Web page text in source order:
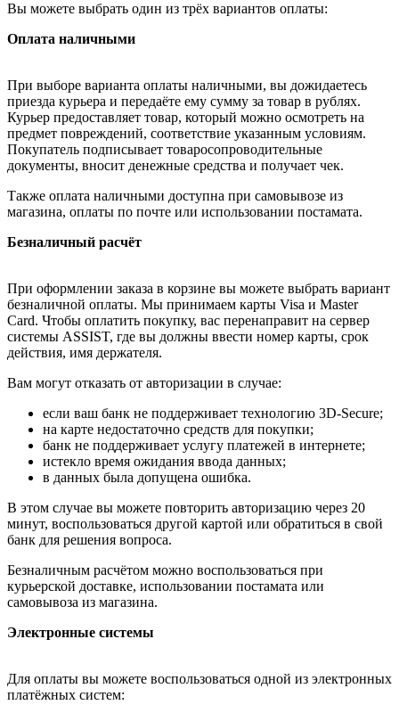
Вы можете выбрать один из трёх вариантов оплаты:
Оплата наличными
При выборе варианта оплаты наличными, вы дожидаетесь
приезда курьера и передаёте ему сумму за товар в рублях.
Курьер предоставляет товар, который можно осмотреть на
предмет повреждений, соответствие указанным условиям.
Покупатель подписывает товаросопроводительные
документы, вносит денежные средства и получает чек.
Также оплата наличными доступна при самовывозе из
магазина, оплаты по почте или использовании постамата.
Безналичный расчёт
При оформлении заказа в корзине вы можете выбрать вариант
безналичной оплаты. Мы принимаем карты Visa и Master
Card. Чтобы оплатить покупку, вас перенаправит на сервер
системы ASSIST, где вы должны ввести номер карты, срок
действия, имя держателя.
Вам могут отказать от авторизации в случае:
если ваш банк не поддерживает технологию 3D-Secure;
на карте недостаточно средств для покупки;
банк не поддерживает услугу платежей в интернете;
истекло время ожидания ввода данных;
в данных была допущена ошибка.
В этом случае вы можете повторить авторизацию через 20
минут, воспользоваться другой картой или обратиться в свой
банк для решения вопроса.
Безналичным расчётом можно воспользоваться при
курьерской доставке, использовании постамата или
самовывоза из магазина.
Электронные системы
Для оплаты вы можете воспользоваться одной из электронных
платёжных систем: